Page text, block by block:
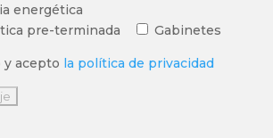
energética
pre-terminada
Gabinetes
y acepto la política de privacidad